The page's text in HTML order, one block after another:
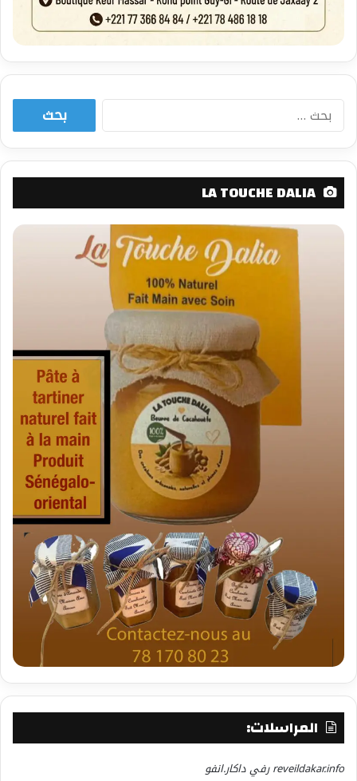
البحث
LA TOUCHE DALIA
المراسلات:
reveildakar.info رفي داكار.انفو